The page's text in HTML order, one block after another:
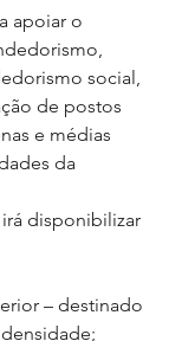
apoiar o
social,
de postos
e médias
da
disponibilizar
– destinado